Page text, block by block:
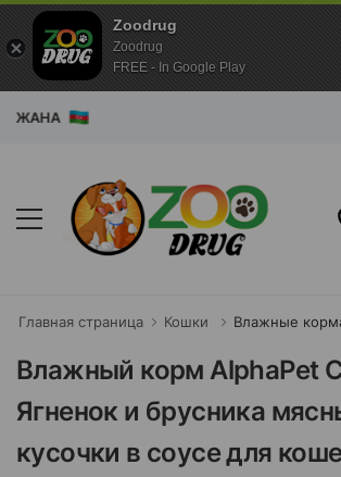
Главная страница Кошки Влажные
Влажный корм AlphaPet
Ягненок и брусника
кусочки в соусе для
Zoodrug
Zoodrug
FREE - In Google Play